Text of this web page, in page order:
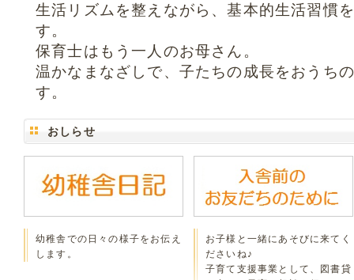
生活リズムを整えながら、基本的生活習慣
す。
保育士はもう一人のお母さん。
温かなまなざしで、子たちの成長をおうち
す。
おしらせ
幼稚舎での日々の様子をお伝え
します。
お子様と一緒にあそびに来てく
ださいね♪
子育て支援事業として、図書貸